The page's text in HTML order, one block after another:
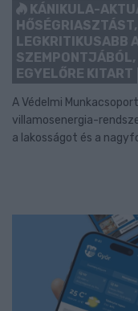
KÁNIKULA-
LEGKRITIKUSABB
EGYELŐRE KITART
A Védelmi
villamosenergia-
a lakosságot és a